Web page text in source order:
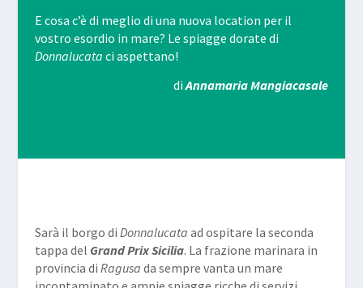
E cosa c’è di meglio di una nuova location per il
vostro esordio in mare? Le spiagge dorate di
Donnalucata ci aspettano!
diAnnamaria Mangiacasale
Sarà il borgo di Donnalucata ad ospitare la seconda
tappa del Grand Prix Sicilia. La frazione marinara in
provincia di Ragusa da sempre vanta un mare